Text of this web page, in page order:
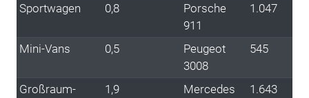
Sportwagen
0,8
Porsche
911
1.047
Mini-Vans 0,5
Peugeot
3008
545
Großraum-
1,9
Mercedes
1.643